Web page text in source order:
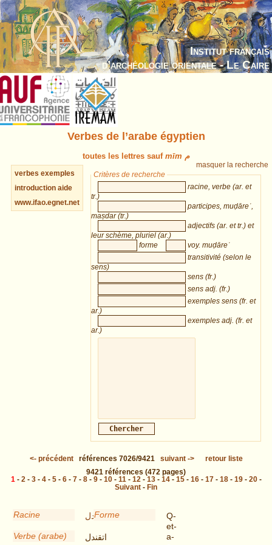
Institut français
d’archéologie orientale - Le Caire
Verbes de l’arabe égyptien
toutes les lettres sauf mīm م
verbes exemples
introduction aide
www.ifao.egnet.net
masquer la recherche
Critères de recherche
racine, verbe (ar. et
tr.)
participes, muḍāreʿ,
maṣdar (tr.)
adjectifs (ar. et tr.) et
leur schème, pluriel (ar.)
forme
voy. muḍāreʿ
transitivité (selon le
sens)
sens (fr.)
sens adj. (fr.)
exemples sens (fr. et
ar.)
exemples adj. (fr. et
ar.)
<- précédent références 7026/9421 suivant->
retour liste
9421 références (472 pages)
1- 2- 3- 4- 5- 6- 7- 8- 9- 10- 11- 12- 13- 14- 15- 16- 17- 18- 19- 20-
Suivant - Fin
Racine قندل
Verbe (arabe) اتقندل
Forme
Q-
et-
a-